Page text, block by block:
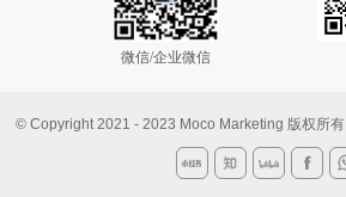
微信/企业微信
© Copyright 2021 - 2023 Moco Marketing 版权所有